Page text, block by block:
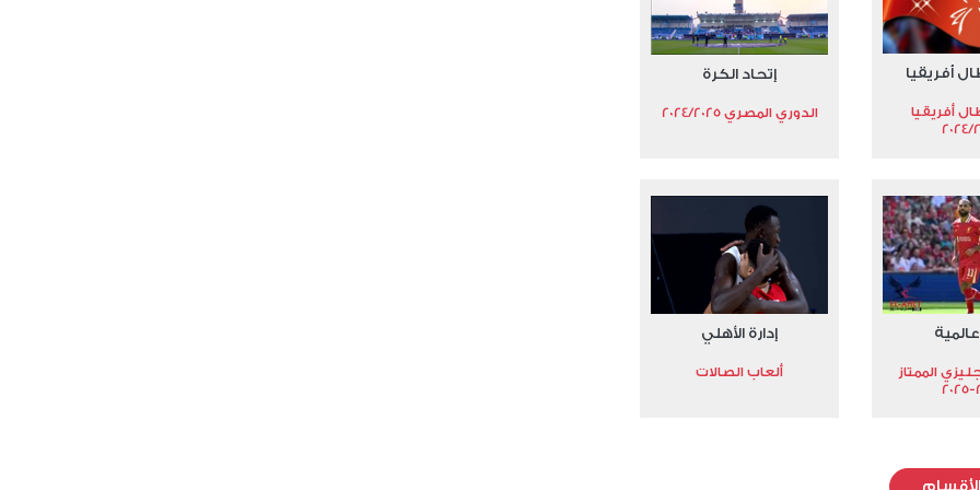
أفريقيا
أفريقيا
2024/
إتحاد الكرة
الدوري المصري 2024/2025
الممتاز
إدارة الأهلي
ألعاب الصالات